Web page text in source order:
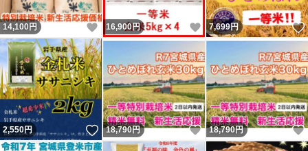
14,100 円 いいね！
16,900円 いいね！
7,699円
2,550円 いいね！
18,790円 いいね！
18,790円